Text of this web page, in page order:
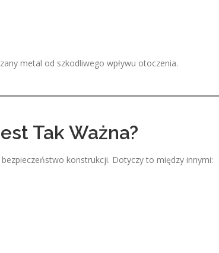
metal od szkodliwego wpływu otoczenia.
Tak Ważna?
konstrukcji. Dotyczy to między innymi: